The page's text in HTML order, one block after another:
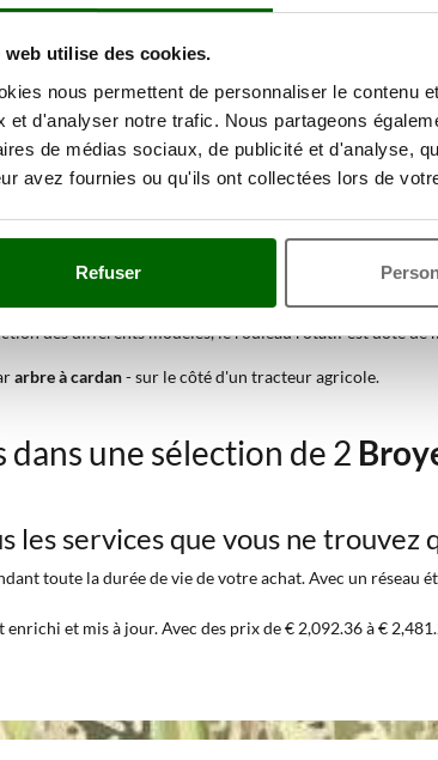
web utilise des cookies.
nous permettent de personnaliser le contenu
et d'analyser notre trafic. Nous partageons
de médias sociaux, de publicité et d'analyse,
avez fournies ou qu'ils ont collectées lors de
Refuser
récupérer ou pour capturer la totalité du terrain
pour les champs cultivés mais aussi pour les
catalogue AgriEuro vont d'un niveau de niveau hobby à
des différents modèles, le rouleau rotatif est doté de
arbre à cardan- sur le côté d'un tracteur agricole.
une sélection de 2
les services que vous ne trouvez
toute la durée de vie de votre achat. Avec un réseau
enrichi et mis à jour. Avec des prix de € 2,092.36 à €